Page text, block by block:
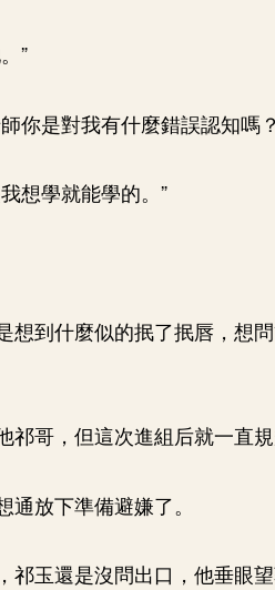
”
你是對我有什麼錯誤認知嗎
想學就能學的。”
想到什麼似的抿了抿唇，想
祁哥，但這次進組后就一直
放下準備避嫌了。
祁玉還是沒問出口，他垂眼